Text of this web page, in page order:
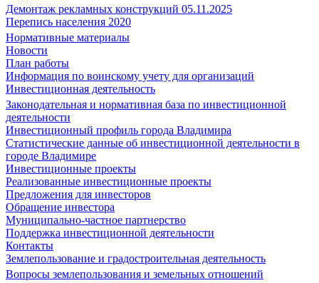
Демонтаж рекламных конструкций 05.11.2025
Перепись населения 2020
Нормативные материалы
Новости
План работы
Информация по воинскому учету для организаций
Инвестиционная деятельность
Законодательная и нормативная база по инвестиционной
деятельности
Инвестиционный профиль города Владимира
Статистические данные об инвестиционной деятельности в
городе Владимире
Инвестиционные проекты
Реализованные инвестиционные проекты
Предложения для инвесторов
Обращение инвестора
Муниципально-частное партнерство
Поддержка инвестиционной деятельности
Контакты
Землепользование и градостроительная деятельность
Вопросы землепользования и земельных отношений